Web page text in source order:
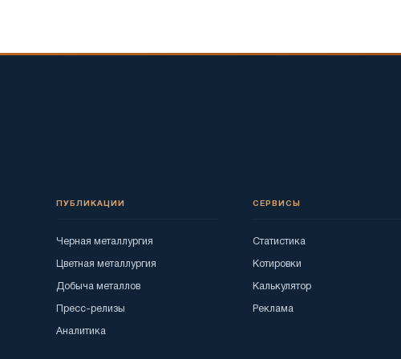
ПУБЛИКАЦИИ
Черная металлургия
Цветная металлургия
Добыча металлов
Пресс-релизы
Аналитика
СЕРВИСЫ
Статистика
Котировки
Калькулятор
Реклама